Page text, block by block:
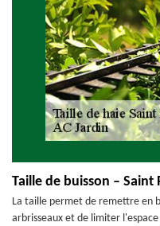
Taille de buisson – Saint
La taille permet de remettre en
arbrisseaux et de limiter